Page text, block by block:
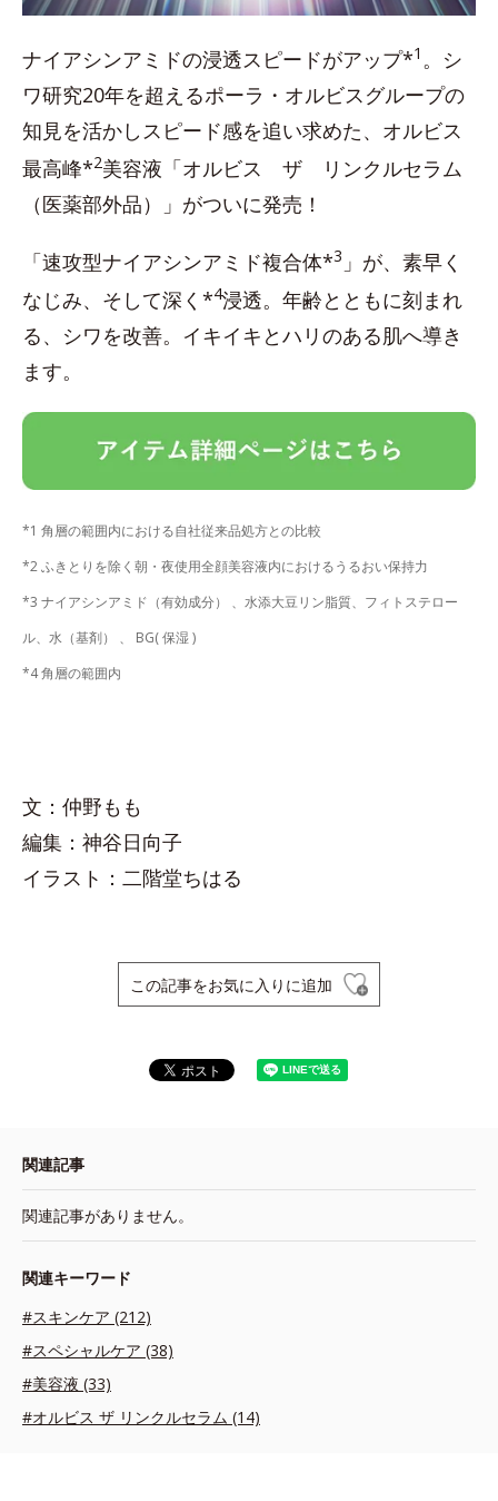
ナイアシンアミドの浸透スピードがアップ*1 。シ
ワ研究20年を超えるポーラ・オルビスグループの
知見を活かしスピード感を追い求めた、オルビス
最高峰*2美容液「オルビス ザ リンクルセラム
（医薬部外品）」がついに発売！
「速攻型ナイアシンアミド複合体*3 」が、素早く
なじみ、そして深く*4浸透。年齢とともに刻まれ
る、シワを改善。イキイキとハリのある肌へ導き
ます。
*1 角層の範囲内における自社従来品処方との比較
*2 ふきとりを除く朝・夜使用全顔美容液内におけるうるおい保持力
*3 ナイアシンアミド（有効成分） 、水添大豆リン脂質、フィトステロー
ル、水（基剤） 、 BG( 保湿 )
*4 角層の範囲内
文：仲野もも
編集：神谷日向子
イラスト：二階堂ちはる
この記事をお気に入りに追加
関連記事
関連記事がありません。
関連キーワード
#スキンケア (212)
#スペシャルケア (38)
#美容液 (33)
#オルビス ザ リンクルセラム (14)